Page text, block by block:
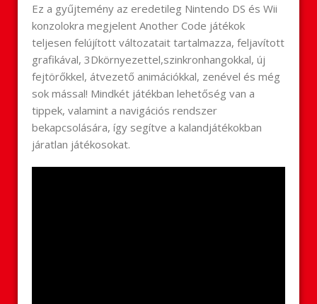
Ez a gyűjtemény az eredetileg Nintendo DS és Wii
konzolokra megjelent Another Code játékok
teljesen felújított változatait tartalmazza, feljavított
grafikával, 3Dkörnyezettel,szinkronhangokkal, új
fejtörőkkel, átvezető animációkkal, zenével és még
sok mással! Mindkét játékban lehetőség van a
tippek, valamint a navigációs rendszer
bekapcsolására, így segítve a kalandjátékokban
járatlan játékosokat.